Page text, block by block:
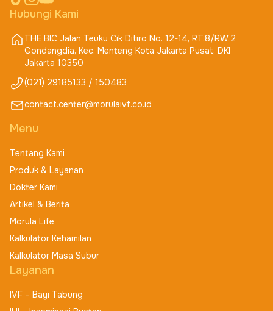
Hubungi Kami
THE BIC Jalan Teuku Cik Ditiro No. 12-14, RT.8/RW.2
Gondangdia, Kec. Menteng Kota Jakarta Pusat, DKI
Jakarta 10350
(021) 29185133 / 150483
contact.center@morulaivf.co.id
Menu
Tentang Kami
Produk & Layanan
Dokter Kami
Artikel & Berita
Morula Life
Kalkulator Kehamilan
Kalkulator Masa Subur
Layanan
IVF – Bayi Tabung